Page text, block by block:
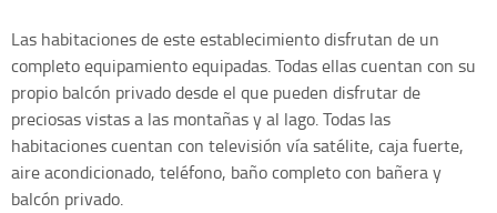
Las habitaciones de este establecimiento disfrutan de un
completo equipamiento equipadas. Todas ellas cuentan con su
propio balcón privado desde el que pueden disfrutar de
preciosas vistas a las montañas y al lago. Todas las
habitaciones cuentan con televisión vía satélite, caja fuerte,
aire acondicionado, teléfono, baño completo con bañera y
balcón privado.